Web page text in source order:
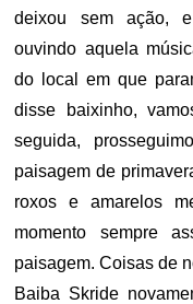
deixou sem ação,
ouvindo aquela
do local em que
disse baixinho,
seguida,
paisagem de
roxos e amarelos
momento sempre
paisagem. Coisas de
Baiba Skride